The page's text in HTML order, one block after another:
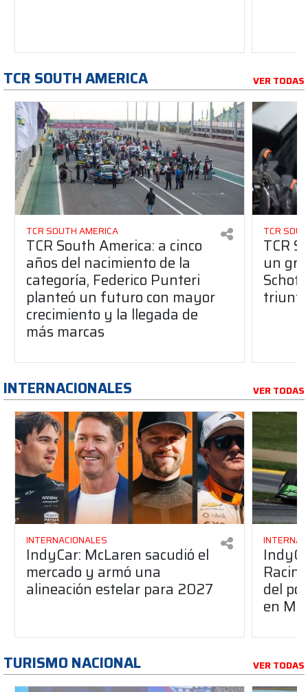
TCR SOUTH AMERICA VER TODAS
TCR SOUTH AMERICA
TCR South America: a cinco
años del nacimiento de la
categoría, Federico Punteri
planteó un futuro con mayor
crecimiento y la llegada de
más marcas
TCR
TCR
un
INTERNACIONALES VER TODAS
INTERNACIONALES
IndyCar: McLaren sacudió el
mercado y armó una
alineación estelar para 2027 del
en
TURISMO NACIONAL VER TODAS